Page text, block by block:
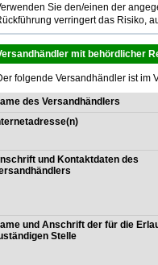
Sie den/einen der
verringert das Risiko,
mit behördlicher
folgende Versandhändler ist im
des Versandhändlers
und Kontaktdaten des
und Anschrift der für die
Stelle